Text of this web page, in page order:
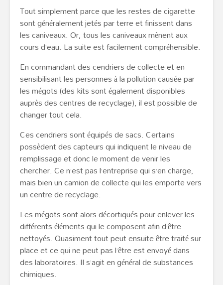
Tout simplement parce que les restes de cigarette
sont généralement jetés par terre et finissent dans
les caniveaux. Or, tous les caniveaux mènent aux
cours d’eau. La suite est facilement compréhensible.
En commandant des cendriers de collecte et en
sensibilisant les personnes à la pollution causée par
les mégots (des kits sont également disponibles
auprès des centres de recyclage), il est possible de
changer tout cela.
Ces cendriers sont équipés de sacs. Certains
possèdent des capteurs qui indiquent le niveau de
remplissage et donc le moment de venir les
chercher. Ce n’est pas l’entreprise qui s’en charge,
mais bien un camion de collecte qui les emporte vers
un centre de recyclage.
Les mégots sont alors décortiqués pour enlever les
différents éléments qui le composent afin d’être
nettoyés. Quasiment tout peut ensuite être traité sur
place et ce qui ne peut pas l’être est envoyé dans
des laboratoires. Il s’agit en général de substances
chimiques.